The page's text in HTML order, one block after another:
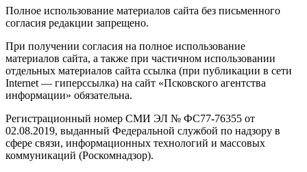
Полное использование материалов сайта без письменного
согласия редакции запрещено.
При получении согласия на полное использование
материалов сайта, а также при частичном использовании
отдельных материалов сайта ссылка (при публикации в сети
Internet — гиперссылка) на сайт «Псковского агентства
информации» обязательна.
Регистрационный номер СМИ ЭЛ № ФС77-76355 от
02.08.2019, выданный Федеральной службой по надзору в
сфере связи, информационных технологий и массовых
коммуникаций (Роскомнадзор).